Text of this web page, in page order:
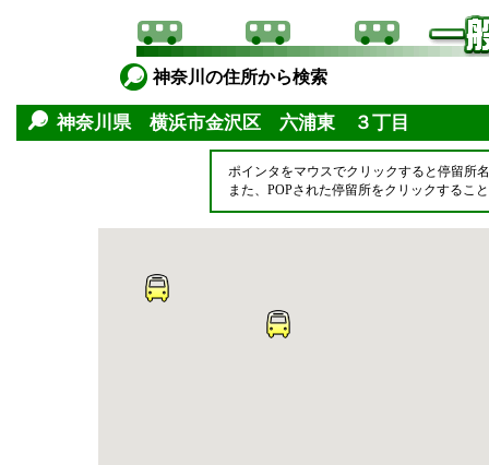
神奈川の住所から検索
神奈川県 横浜市金沢区 六浦東 ３丁目
ポインタをマウスでクリックすると停留所
また、POPされた停留所をクリックするこ